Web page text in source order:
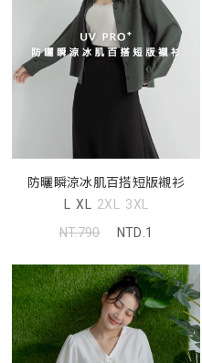
防曬瞬涼冰肌百搭短版襯衫
L XL 2XL 3XL
NT.790
NTD.1